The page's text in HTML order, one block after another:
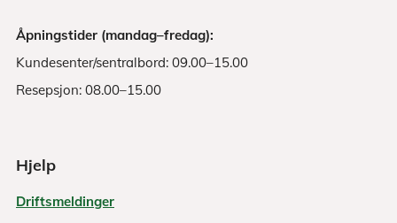
Åpningstider (mandag–fredag):
Kundesenter/sentralbord: 09.00–15.00
Resepsjon: 08.00–15.00
Hjelp
Driftsmeldinger